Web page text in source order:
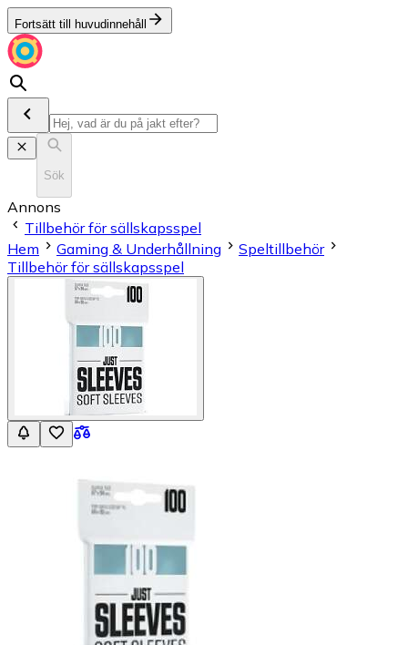
Fortsätt till huvudinnehåll
Sök
Annons
Tillbehör för sällskapsspel
Hem
Gaming & Underhållning
Speltillbehör
Tillbehör för sällskapsspel